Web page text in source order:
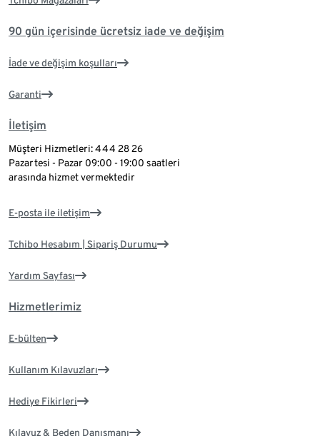
90 gün içerisinde ücretsiz iade ve değişim
İade ve değişim koşulları
Garanti
İletişim
Müşteri Hizmetleri: 444 28 26
Pazartesi - Pazar 09:00 - 19:00 saatleri
arasında hizmet vermektedir
E-posta ile iletişim
Tchibo Hesabım | Sipariş Durumu
Yardım Sayfası
Hizmetlerimiz
E-bülten
Kullanım Kılavuzları
Hediye Fikirleri
Kılavuz & Beden Danışmanı